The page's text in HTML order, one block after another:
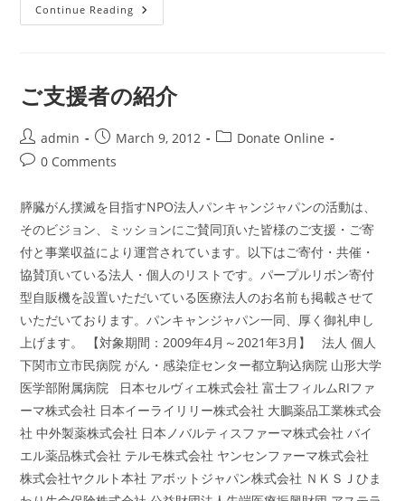
Continue Reading 寄
付
す
い
臓
ん
の
倍
増
と
ゲ
ノ
ム
医
療
の
期
実
現
ご支援者の紹介
Post
author:
admin
Post
published:
March 9, 2012
PostDonate Online
Post0 Comments
膵臓がん撲滅を目指すNPO法人パンキャンジャパンの活動は、
そのビジョン、ミッションにご賛同頂いた皆様のご支援・ご寄
付と事業収益により運営されています。以下はご寄付・共催・
協賛頂いている法人・個人のリストです。パープルリボン寄付
型自販機を設置いただいている医療法人のお名前も掲載させて
いただいております。パンキャンジャパン一同、厚く御礼申し
上げます。 【対象期間：2009年4月～2021年3月】 法人 個人
下関市立市民病院 がん・感染症センター都立駒込病院 山形大学
医学部附属病院 日本セルヴィエ株式会社 富士フィルムRIファ
ーマ株式会社 日本イーライリリー株式会社 大鵬薬品工業株式会
社 中外製薬株式会社 日本ノバルティスファーマ株式会社 バイ
エル薬品株式会社 テルモ株式会社 ヤンセンファーマ株式会社
株式会社ヤクルト本社 アボットジャパン株式会社 ＮＫＳＪひま